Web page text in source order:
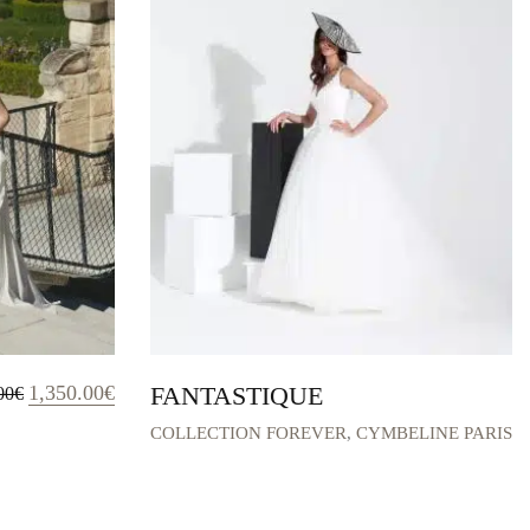
€ Le
prix
1,350.00€Le
prix
actuel
FANTASTIQUE
COLLECTION FOREVER, CYMBELINE PARIS